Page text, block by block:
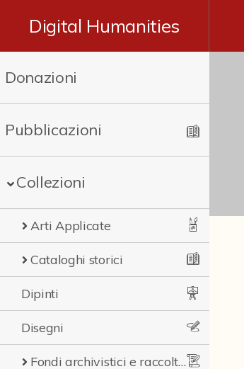
Digital Humanities
Donazioni
Pubblicazioni
Collezioni
Arti Applicate
Cataloghi storici
Dipinti
Disegni
Fondi archivistici e raccolte documentarie